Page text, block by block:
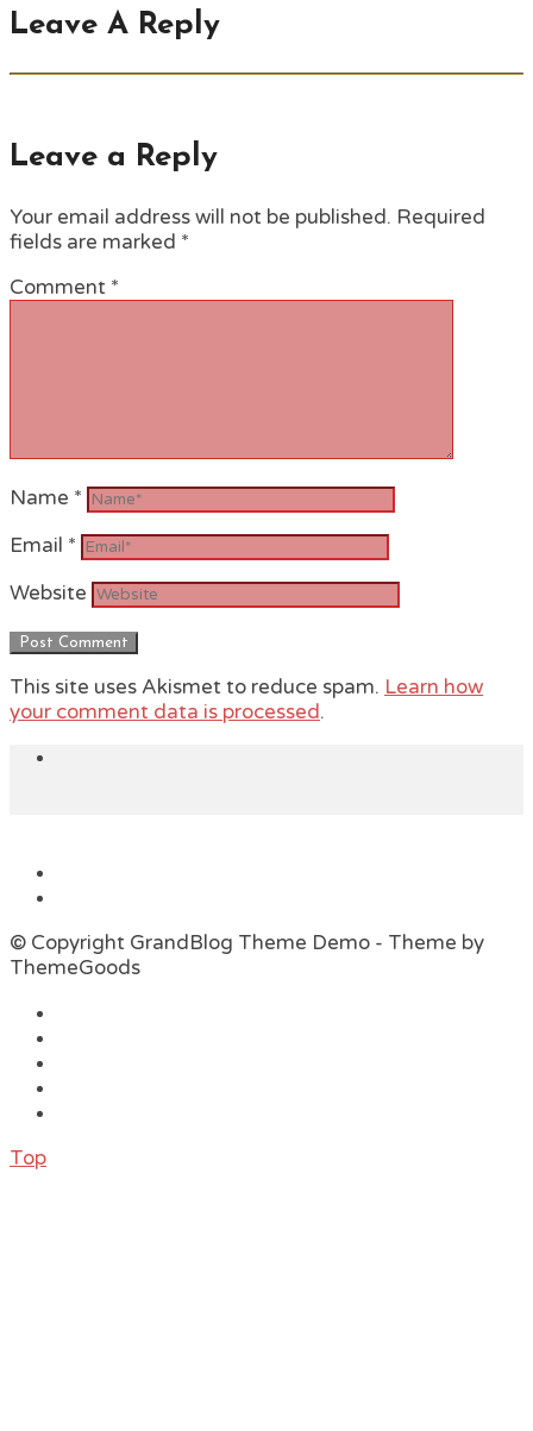
Leave A Reply
Leave a Reply
Your email address will not be published. Required
fields are marked *
Comment *
Name *
Email *
Website
This site uses Akismet to reduce spam. Learn how
your comment data is processed.
© Copyright GrandBlog Theme Demo - Theme by
ThemeGoods
Top